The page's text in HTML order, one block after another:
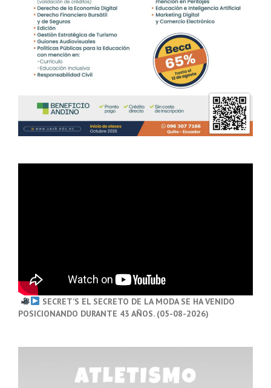
SECRET’S EL SECRETO DE LA MODA SE HA VENIDO
POSICIONANDO DURANTE 43 AÑOS. (05-08-2026)